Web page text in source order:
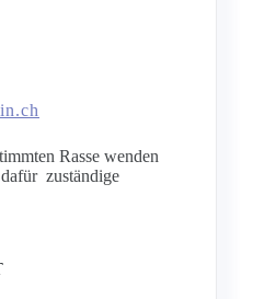
Rasse wenden
zuständige